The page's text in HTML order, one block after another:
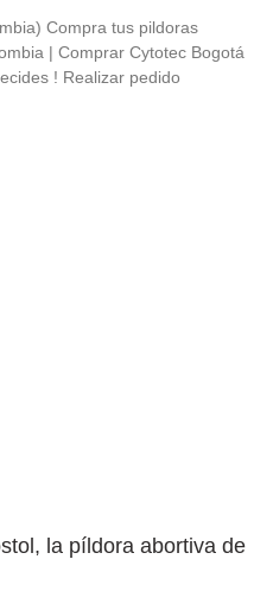
Compra tus pildoras
| Comprar Cytotec Bogotá
! Realizar pedido
la píldora abortiva de